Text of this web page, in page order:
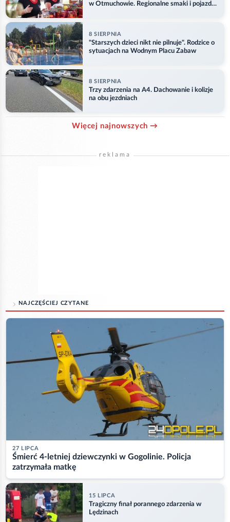
w Otmuchowie. Regionalne smaki i pojazdy
8 SIERPNIA
"Starszych dzieci nikt nie pilnuje". Rodzice o
sytuacjach na Wodnym Placu Zabaw
8 SIERPNIA
Trzy zdarzenia na A4. Dachowanie i kolizje
na obu jezdniach
Więcej najnowszych →
reklama
NAJCZĘŚCIEJ CZYTANE
27 LIPCA
Śmierć 4-letniej dziewczynki w Gogolinie. Policja
zatrzymała matkę
15 LIPCA
Tragiczny finał porannego zdarzenia w
Lędzinach